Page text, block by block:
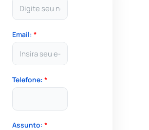
Email: *
Telefone: *
Assunto: *